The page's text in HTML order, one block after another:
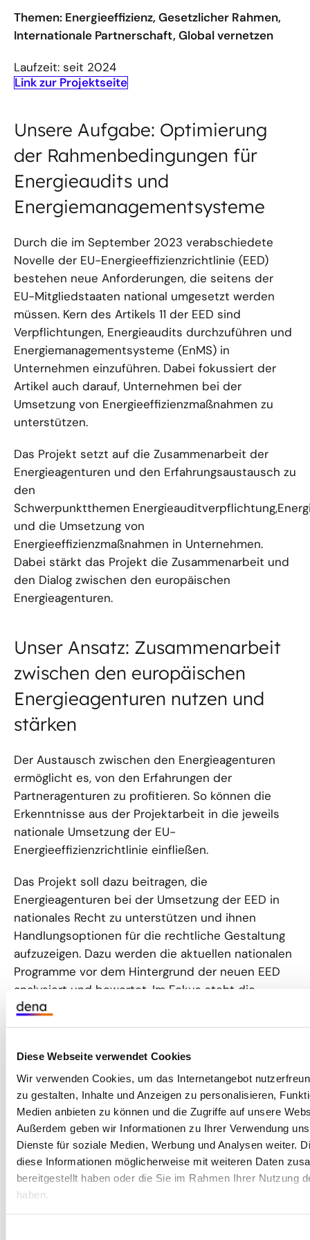
Diese Webseite verwendet Cookies
Wir verwenden Cookies, um das Internetangebot
zu gestalten, Inhalte und Anzeigen zu personalisieren,
Medien anbieten zu können und die Zugriffe auf unsere
Außerdem geben wir Informationen zu Ihrer Verwendung
Dienste für soziale Medien, Werbung und Analysen weiter.
diese Informationen möglicherweise mit weiteren Daten
bereitgestellt haben oder die Sie im Rahmen Ihrer Nutzung
haben.
Themen: Energieeffizienz, Gesetzlicher Rahmen,
Internationale Partnerschaft, Global vernetzen
Laufzeit: seit 2024
Link zur Projektseite
Unsere Aufgabe: Optimierung
der Rahmenbedingungen für
Energieaudits und
Energiemanagementsysteme
Durch die im September 2023 verabschiedete
Novelle der EU-Energieeffizienzrichtlinie (EED)
bestehen neue Anforderungen, die seitens der
EU-Mitgliedstaaten national umgesetzt werden
müssen. Kern des Artikels 11 der EED sind
Verpflichtungen, Energieaudits durchzuführen und
Energiemanagementsysteme (EnMS) in
Unternehmen einzuführen. Dabei fokussiert der
Artikel auch darauf, Unternehmen bei der
Umsetzung von Energieeffizienzmaßnahmen zu
unterstützen.
Das Projekt setzt auf die Zusammenarbeit der
Energieagenturen und den Erfahrungsaustausch zu
den
Schwerpunktthemen
und die Umsetzung von
Energieeffizienzmaßnahmen in Unternehmen.
Dabei stärkt das Projekt die Zusammenarbeit und
den Dialog zwischen den europäischen
Energieagenturen.
Unser Ansatz: Zusammenarbeit
zwischen den europäischen
Energieagenturen nutzen und
stärken
Der Austausch zwischen den Energieagenturen
ermöglicht es, von den Erfahrungen der
Partneragenturen zu profitieren. So können die
Erkenntnisse aus der Projektarbeit in die jeweils
nationale Umsetzung der EU-
Energieeffizienzrichtlinie einfließen.
Das Projekt soll dazu beitragen, die
Energieagenturen bei der Umsetzung der EED in
nationales Recht zu unterstützen und ihnen
Handlungsoptionen für die rechtliche Gestaltung
aufzuzeigen. Dazu werden die aktuellen nationalen
Programme vor dem Hintergrund der neuen EED
analysiert und bewertet. Im Fokus steht die
Verwaltung und Erfassung von Daten sowie die
Förderung von Standards, um mehr
Audits und Energiemanagementsystemen
empfohlen werden. Zusätzlich werden neue
Leistungskennzahlen für Ressourceneffizienz zur
Integration in Audits und
Energiemanagementsysteme entwickelt.
Schwerpunkte von LEAPto11 liegen darauf:
die EU-Mitgliedstaaten bei der Umsetzung des